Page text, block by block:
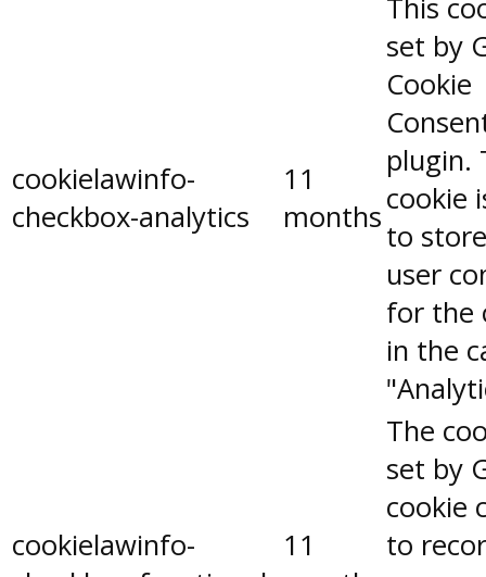
cookielawinfo-
checkbox-analytics
11
months
This
set by
Cookie
plugin.
cookie
to
user
for the
in the
cookielawinfo-
11
The
set by
cookie
to